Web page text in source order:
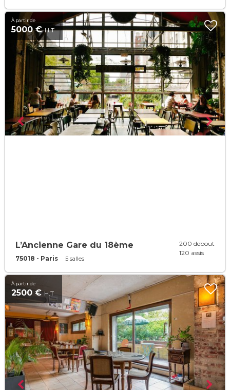
À partir de
5000 €H.T
L’Ancienne Gare du 18ème
75018 - Paris 5 salles
200 debout
120 assis
À partir de
2500 € H.T